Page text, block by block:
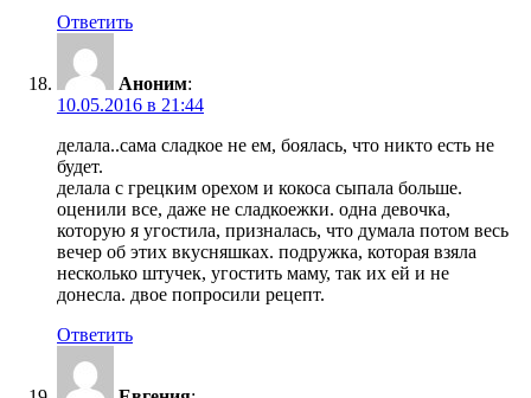
Ответить
Аноним:
10.05.2016 в 21:44
делала..сама сладкое не ем, боялась, что никто есть не
будет.
делала с грецким орехом и кокоса сыпала больше.
оценили все, даже не сладкоежки. одна девочка,
которую я угостила, призналась, что думала потом весь
вечер об этих вкусняшках. подружка, которая взяла
несколько штучек, угостить маму, так их ей и не
донесла. двое попросили рецепт.
Ответить